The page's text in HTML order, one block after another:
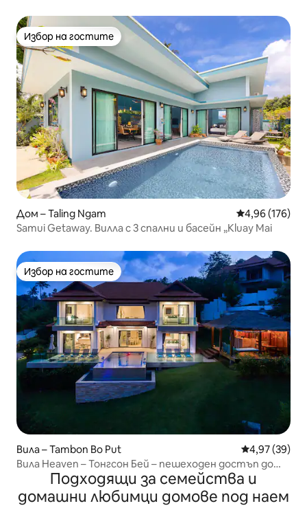
Избор на гостите
Избор на гостите
Дом – Taling Ngam Средна
4,96 (176)
Samui Getaway. Вилла с 3 спални и басейн „Kluay Mai
Избор на гостите
Избор на гостите
Вила – Tambon Bo Put Средна
4,97 (39)
Вила Heaven – Тонгсон Бей – пешеходен достъп до
Подходящи за семейства и
домашни любимци домове под наем